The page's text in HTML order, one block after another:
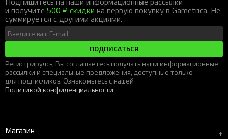
и получите 500 ₽ скидки на первую покупку в Gametrica. Не
суммируется с другими акциями.
ПОДПИСАТЬСЯ
Регистрируясь, Вы соглашаетесь получать наши информационные
рассылки и специальные предложения, доступные только
для подписчиков. Ознакомьтесь с нашей
Политикой конфиденциальности
Магазин +